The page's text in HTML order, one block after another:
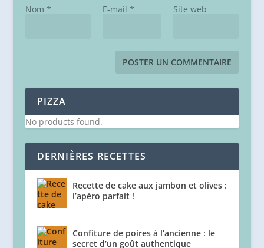
Nom * E-mail * Site web
PIZZA
No products found.
DERNIÈRES RECETTES
Recette de cake aux jambon et olives :
l’apéro parfait !
Confiture de poires à l’ancienne : le
secret d’un goût authentique